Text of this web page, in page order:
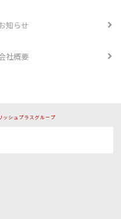
知らせ
社概要
ッシュプラスグループ